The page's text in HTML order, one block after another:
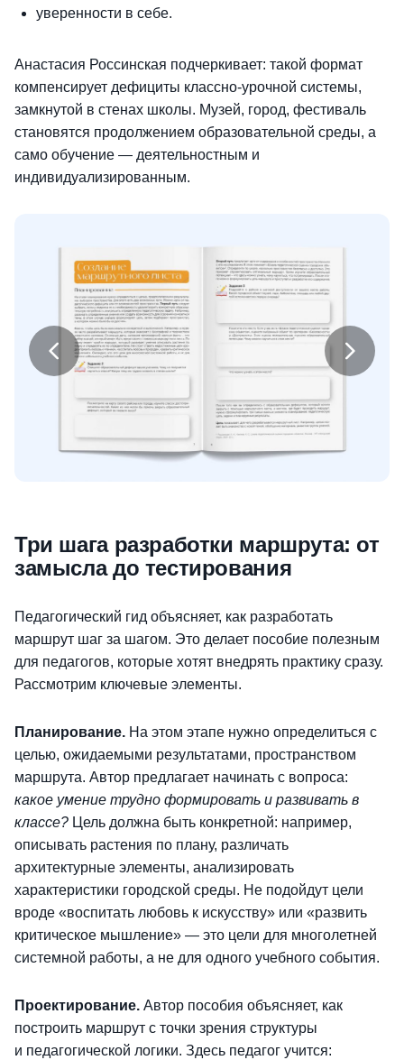
уверенности в себе.
Анастасия Россинская подчеркивает: такой формат
компенсирует дефициты классно-урочной системы,
замкнутой в стенах школы. Музей, город, фестиваль
становятся продолжением образовательной среды, а
само обучение — деятельностным и
индивидуализированным.
Три шага разработки маршрута: от
замысла до тестирования
Педагогический гид объясняет, как разработать
маршрут шаг за шагом. Это делает пособие полезным
для педагогов, которые хотят внедрять практику сразу.
Рассмотрим ключевые элементы.
Планирование. На этом этапе нужно определиться с
целью, ожидаемыми результатами, пространством
маршрута. Автор предлагает начинать с вопроса:
какое умение трудно формировать и развивать в
классе? Цель должна быть конкретной: например,
описывать растения по плану, различать
архитектурные элементы, анализировать
характеристики городской среды. Не подойдут цели
вроде «воспитать любовь к искусству» или «развить
критическое мышление» — это цели для многолетней
системной работы, а не для одного учебного события.
Проектирование. Автор пособия объясняет, как
построить маршрут с точки зрения структуры
и педагогической логики. Здесь педагог учится: